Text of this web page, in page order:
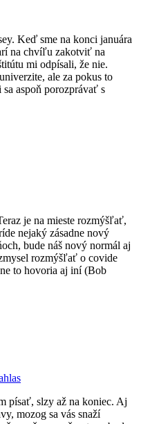
Keď sme na konci januára
na chvíľu zakotviť na
mi odpísali, že nie.
ale za pokus to
aspoň porozprávať s
je na mieste rozmýšľať,
nejaký zásadne nový
bude náš nový normál aj
rozmýšľať o covide
to hovoria aj iní (Bob
písať, slzy až na koniec. Aj
mozog sa vás snaží